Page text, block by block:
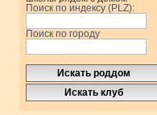
Поиск по индексу (PLZ):
Поиск по городу